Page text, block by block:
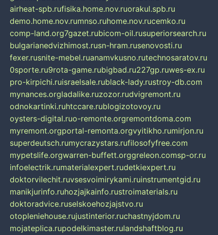
airheat-spb.rufisika.home.nov.ruorakul.spb.ru
demo.home.nov.rumnso.ruhome.nov.rucemko.ru
comp-land.org7gazet.rubicom-oil.rusuperiorsearch.ru
bulgarianedvizhimost.rusn-hram.rusenovosti.ru
fexer.rusnite-mebel.ruanamvkusno.rutechnosaratov.ru
0sporte.ru9rota-game.rubigbad.ru227gp.ruwes-ex.ru
pro-kirpichi.ruisraelsale.rublack-lady.rustroy-db.com
mynances.orgladalike.ruzozor.rudvigremont.ru
odnokartinki.ruhtccare.rublogizotovoy.ru
oysters-digital.ruo-remonte.orgremontdoma.com
myremont.orgportal-remonta.orgvyitikho.rumirjon.ru
superdeutsch.rumycrazystars.rufilosofyfree.com
mypetslife.orgwarren-buffett.orggreleon.comsp-or.ru
infoelectrik.rumaterialexpert.rudetkiexpert.ru
doktorvilechit.ruvsesvoimirykami.ruinstrumentgid.ru
manikjurinfo.ruhozjajkainfo.rustroimaterials.ru
doktoradvice.ruselskoehozjajstvo.ru
otopleniehouse.rujustinterior.ruchastnyjdom.ru
mojateplica.rupodelkimaster.rulandshaftblog.ru